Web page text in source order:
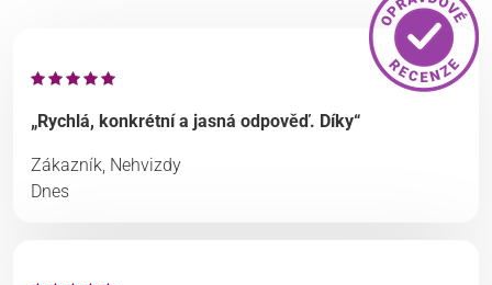
„Rychlá, konkrétní a jasná odpověď. Díky“
Zákazník, Nehvizdy
Dnes